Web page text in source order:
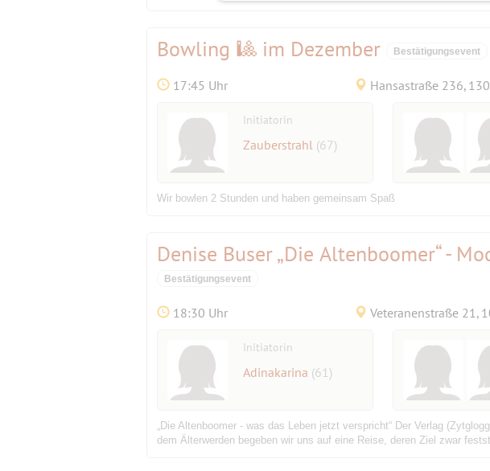
Bowling 🎱 im Dezember Bestätigungsevent
17:45 Uhr Hansastraße 236,
Initiatorin
Zauberstrahl (67)
Wir bowlen 2 Stunden und haben gemeinsam Spaß
Denise Buser „Die Altenboomer“ -
Bestätigungsevent
18:30 Uhr Veteranenstraße 21,
Initiatorin
Adinakarina (61)
„Die Altenboomer - was das Leben jetzt verspricht“ Der Verlag
dem Älterwerden begeben wir uns auf eine Reise, deren Ziel zwar